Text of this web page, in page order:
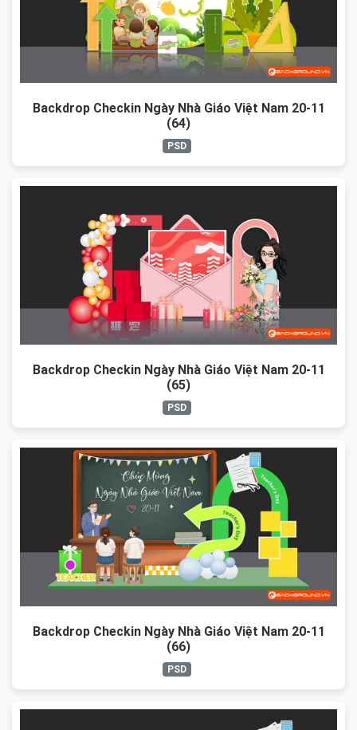
Backdrop Checkin Ngày Nhà Giáo Việt Nam 20-11
(64)
PSD
Backdrop Checkin Ngày Nhà Giáo Việt Nam 20-11
(65)
PSD
Backdrop Checkin Ngày Nhà Giáo Việt Nam 20-11
(66)
PSD